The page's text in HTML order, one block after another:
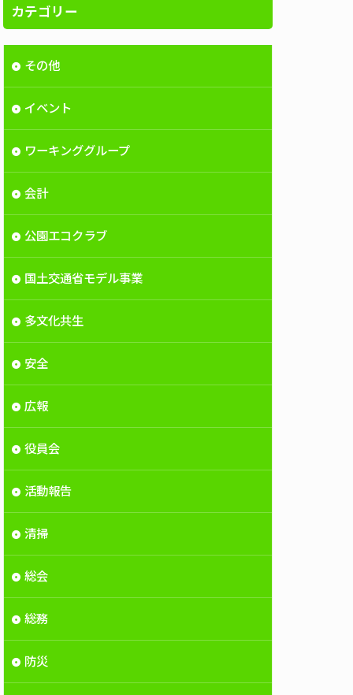
カテゴリー
その他
イベント
ワーキンググループ
会計
公園エコクラブ
国土交通省モデル事業
多文化共生
安全
広報
役員会
活動報告
清掃
総会
総務
防災